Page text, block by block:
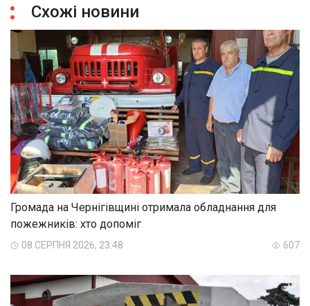
Схожі новини
Громада на Чернігівщині отримала обладнання для
пожежників: хто допоміг
08 СЕРПНЯ 2026, 23:48 607